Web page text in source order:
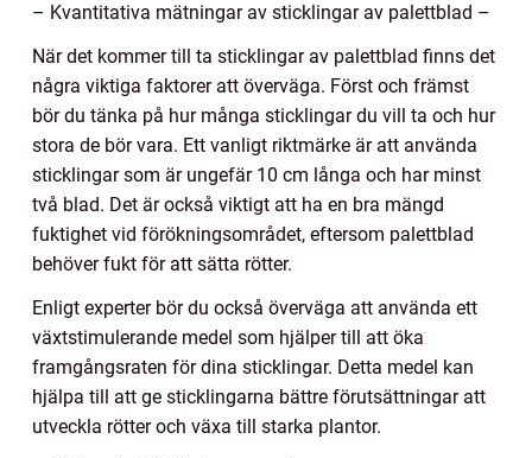
– Kvantitativa mätningar av sticklingar av palettblad –
När det kommer till ta sticklingar av palettblad finns det
några viktiga faktorer att överväga. Först och främst
bör du tänka på hur många sticklingar du vill ta och hur
stora de bör vara. Ett vanligt riktmärke är att använda
sticklingar som är ungefär 10 cm långa och har minst
två blad. Det är också viktigt att ha en bra mängd
fuktighet vid förökningsområdet, eftersom palettblad
behöver fukt för att sätta rötter.
Enligt experter bör du också överväga att använda ett
växtstimulerande medel som hjälper till att öka
framgångsraten för dina sticklingar. Detta medel kan
hjälpa till att ge sticklingarna bättre förutsättningar att
utveckla rötter och växa till starka plantor.